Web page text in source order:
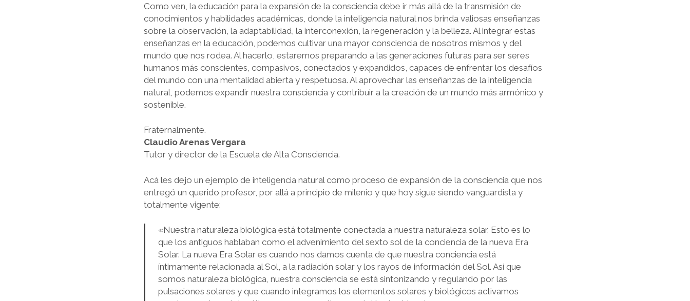
Como ven, la educación para la expansión de la consciencia debe ir más allá de la transmisión de
conocimientos y habilidades académicas, donde la inteligencia natural nos brinda valiosas enseñanzas
sobre la observación, la adaptabilidad, la interconexión, la regeneración y la belleza. Al integrar estas
enseñanzas en la educación, podemos cultivar una mayor consciencia de nosotros mismos y del
mundo que nos rodea. Al hacerlo, estaremos preparando a las generaciones futuras para ser seres
humanos más conscientes, compasivos, conectados y expandidos, capaces de enfrentar los desafíos
del mundo con una mentalidad abierta y respetuosa. Al aprovechar las enseñanzas de la inteligencia
natural, podemos expandir nuestra consciencia y contribuir a la creación de un mundo más armónico y
sostenible.
Fraternalmente.
Claudio Arenas Vergara
Tutor y director de la Escuela de Alta Consciencia.
Acá les dejo un ejemplo de inteligencia natural como proceso de expansión de la consciencia que nos
entregó un querido profesor, por allá a principio de milenio y que hoy sigue siendo vanguardista y
totalmente vigente:
«Nuestra naturaleza biológica está totalmente conectada a nuestra naturaleza solar. Esto es lo
que los antiguos hablaban como el advenimiento del sexto sol de la conciencia de la nueva Era
Solar. La nueva Era Solar es cuando nos damos cuenta de que nuestra conciencia está
íntimamente relacionada al Sol, a la radiación solar y los rayos de información del Sol. Así que
somos naturaleza biológica, nuestra consciencia se está sintonizando y regulando por las
pulsaciones solares y que cuando integramos los elementos solares y biológicos activamos